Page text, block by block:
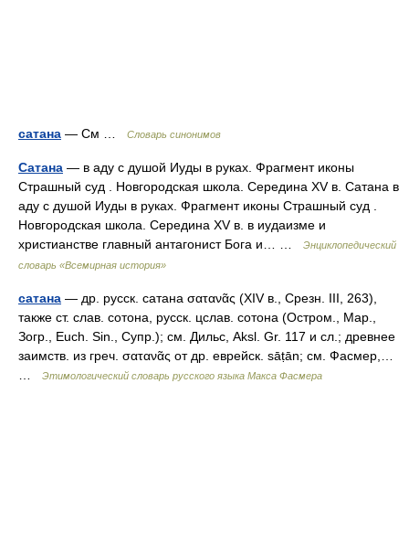
сатана — См … Словарь синонимов
Сатана — в аду с душой Иуды в руках. Фрагмент иконы
Страшный суд . Новгородская школа. Середина XV в. Сатана в
аду с душой Иуды в руках. Фрагмент иконы Страшный суд .
Новгородская школа. Середина XV в. в иудаизме и
христианстве главный антагонист Бога и… …
Энциклопедический
словарь «Всемирная история»
сатана — др. русск. сатана σατανᾶς (ХIV в., Срезн. III, 263),
также ст. слав. сотона, русск. цслав. сотона (Остром., Мар.,
Зогр., Еuсh. Sin., Супр.); см. Дильс, Aksl. Gr. 117 и сл.; древнее
заимств. из греч. σατανᾶς от др. еврейск. sāṭān; см. Фасмер,…
Этимологический словарь русского языка Макса Фасмера